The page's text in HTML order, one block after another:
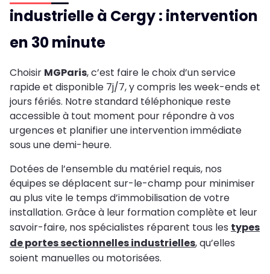
industrielle à Cergy : intervention
en 30 minute
Choisir MGParis, c’est faire le choix d’un service
rapide et disponible 7j/7, y compris les week-ends et
jours fériés. Notre standard téléphonique reste
accessible à tout moment pour répondre à vos
urgences et planifier une intervention immédiate
sous une demi-heure.
Dotées de l’ensemble du matériel requis, nos
équipes se déplacent sur-le-champ pour minimiser
au plus vite le temps d’immobilisation de votre
installation. Grâce à leur formation complète et leur
savoir-faire, nos spécialistes réparent tous les types
de portes sectionnelles industrielles, qu’elles
soient manuelles ou motorisées.